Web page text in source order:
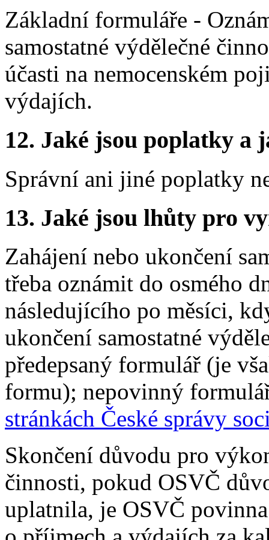
Základní formuláře -
samostatné výdělečné
účasti na nemocenském
výdajích.
12. Jaké jsou poplatky a
Správní ani jiné poplatky
13. Jaké jsou lhůty pro
Zahájení nebo ukončení
třeba oznámit do osmého
následujícího po měsíci,
ukončení samostatné
předepsaný formulář (je
formu); nepovinný
stránkách České správy
Skončení důvodu pro
činnosti, pokud OSVČ
uplatnila, je OSVČ